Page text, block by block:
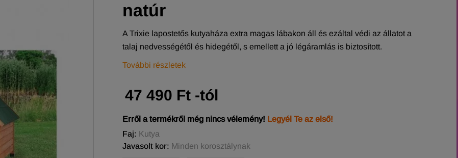
natúr
A Trixie lapostetős kutyaháza extra magas lábakon áll és ezáltal védi az állatot a
talaj nedvességétől és hidegétől, s emellett a jó légáramlás is biztosított.
További részletek
47 490 Ft -tól
Erről a termékről még nincs vélemény! Legyél Te az első!
Faj: Kutya
Javasolt kor: Minden korosztálynak